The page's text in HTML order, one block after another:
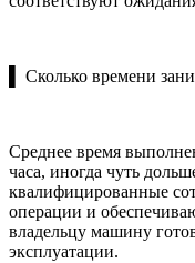
▌ Сколько времени
Среднее время
часа, иногда чуть
квалифицированные
операции и
владельцу машину
эксплуатации.